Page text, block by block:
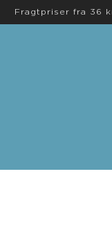
Fragtpriser fra 36